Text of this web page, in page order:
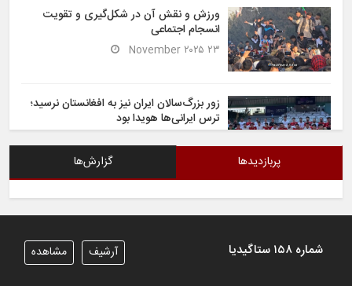
ورزش و نقش آن در شکل‌گیری و تقویت
انسجام اجتماعی
۲۳ November ۲۰۲۵
زور بزرگ‌سالان ایران نیز به افغانستان نرسید؛
ترس ایرانی‌ها هویدا بود
پربازدیدها گزارش‌ها
شماره ۱۵۸ ستاگیدیا مشاهده آرشیف